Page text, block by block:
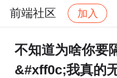
前端社区 加入
社区 前端社区
不知道为啥你要
&#xff0c;我真的